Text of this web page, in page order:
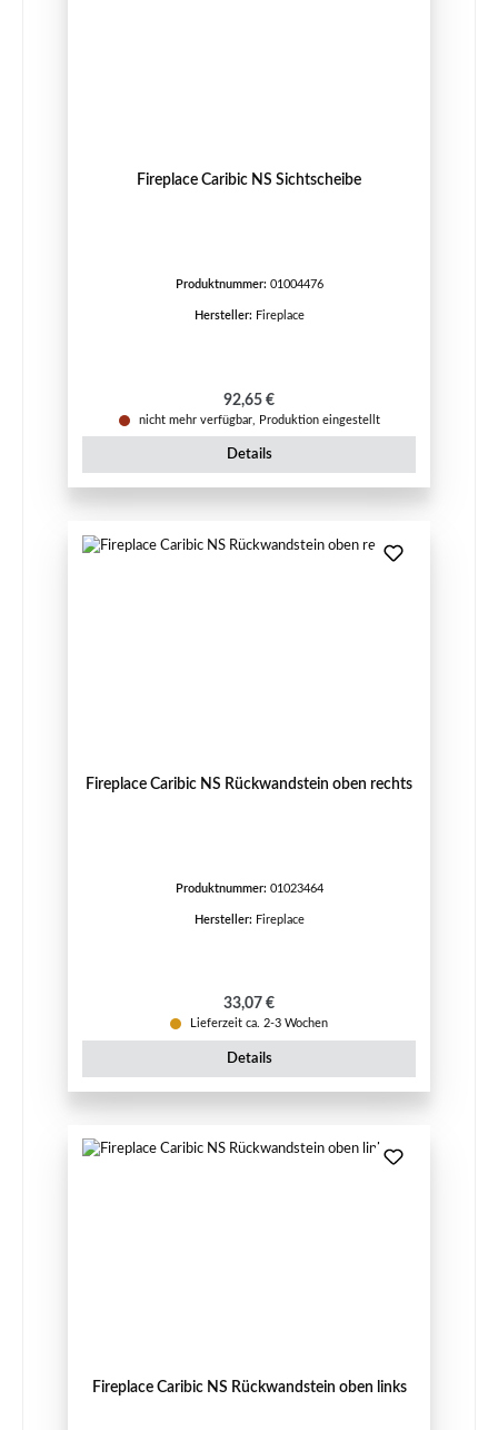
Fireplace Caribic NS Sichtscheibe
Produktnummer: 01004476
Hersteller: Fireplace
Regulärer Preis:
92,65 €
nicht mehr verfügbar, Produktion eingestellt
Details
Fireplace Caribic NS Rückwandstein oben rechts
Produktnummer: 01023464
Hersteller: Fireplace
Regulärer Preis:
33,07 €
Lieferzeit ca. 2-3 Wochen
Details
Fireplace Caribic NS Rückwandstein oben links